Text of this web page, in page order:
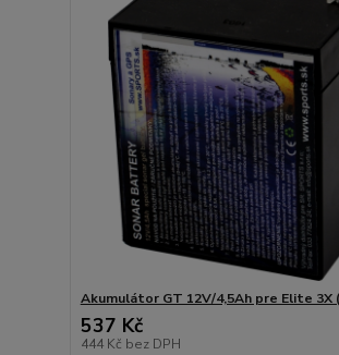
Akumulátor GT 12V/4,5Ah pre Elite 3X
537 Kč
444 Kč bez DPH